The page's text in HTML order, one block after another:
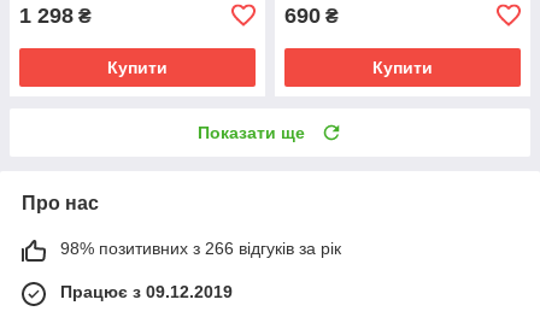
1 298 ₴
Купити
690 ₴
Купити
Показати ще
Про нас
98% позитивних з 266 відгуків за рік
Працює з 09.12.2019